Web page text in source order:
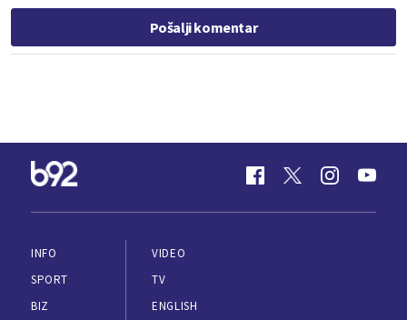
Pošalji komentar
INFO
SPORT
BIZ
VIDEO
TV
ENGLISH